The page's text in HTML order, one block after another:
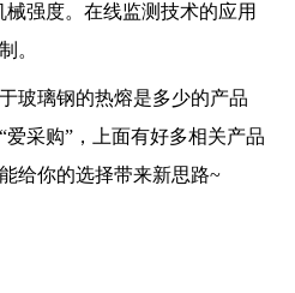
强度。在线监测技术的应用
。
玻璃钢的热熔是多少的产品
采购”，上面有好多相关产品
给你的选择带来新思路~